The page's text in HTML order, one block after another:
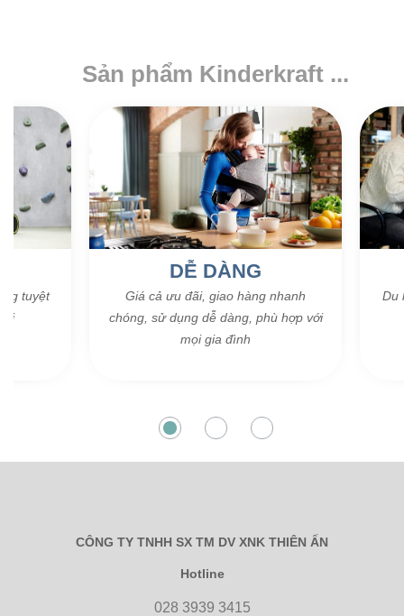
Sản phẩm Kinderkraft ...
tuyệt
DỄ DÀNG
Giá cả ưu đãi, giao hàng nhanh
chóng, sử dụng dễ dàng, phù hợp với
mọi gia đình
Du
CÔNG TY TNHH SX TM DV XNK THIÊN ẤN
Hotline
028 3939 3415